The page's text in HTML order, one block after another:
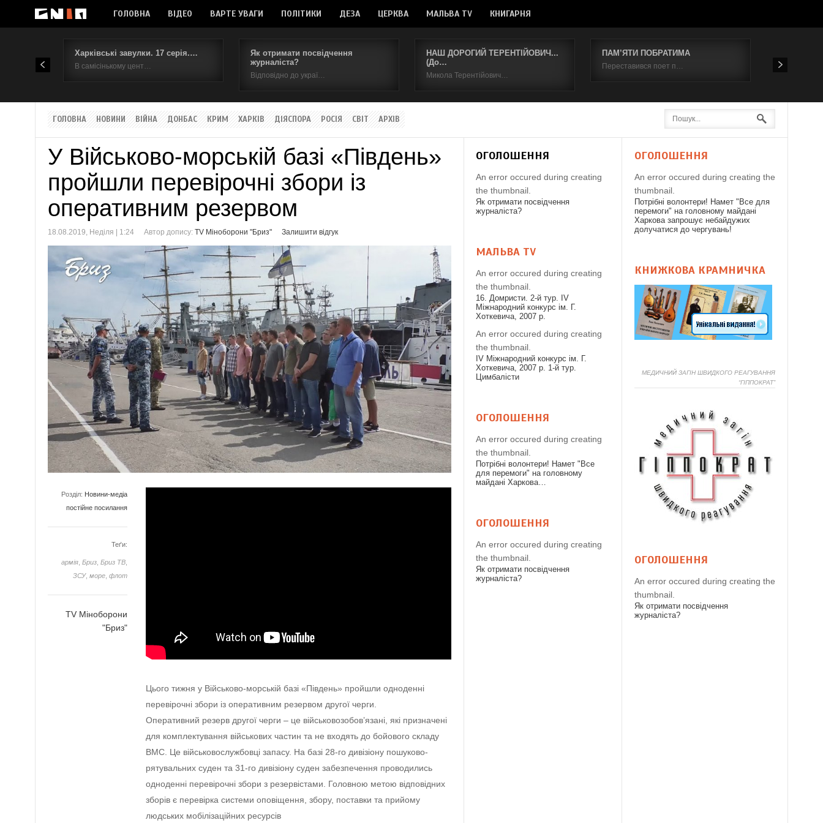
ГОЛОВНА ВІДЕО ВАРТЕ УВАГИ ПОЛІТИКИ ДЕЗА ЦЕРКВА МАЛЬВА TV КНИГАРНЯ
Харківські завулки. 17 серія.…
В самісінькому цент…
Як отримати посвідчення
журналіста?
Відповідно до украї…
НАШ ДОРОГИЙ ТЕРЕНТІЙОВИЧ...
(До…
Микола Терентійович…
ПАМ’ЯТИ ПОБРАТИМА
Переставився поет п… 19 червня
ГОЛОВНА НОВИНИ ВІЙНА ДОНБАС КРИМ ХАРКІВ ДІЯСПОРА РОСІЯ СВІТ АРХІВ
У Військово-морській базі «Південь»
пройшли перевірочні збори із
оперативним резервом
18.08.2019, Неділя | 1:24 Автор допису: TV Міноборони "Бриз" Залишити відгук
Розділ: Новини-медіа
постійне посилання
Теґи:
армія Бриз Бриз ТВ
ЗСУ, море флот
TV Міноборони
"Бриз"
Цього тижня у Військово-морській базі «Південь» пройшли одноденні
перевірочні збори із оперативним резервом другої черги.
Оперативний резерв другої черги – це військовозобов’язані, які призначені
для комплектування військових частин та не входять до бойового складу
ВМС. Це військовослужбовці запасу. На базі 28-го дивізіону пошуково-
рятувальних суден та 31-го дивізіону суден забезпечення проводились
одноденні перевірочні збори з резервістами. Головною метою відповідних
зборів є перевірка системи оповіщення, збору, поставки та прийому
людських мобілізаційних ресурсів
ОГОЛОШЕННЯ
An error occured during creating
the thumbnail.
Як отримати посвідчення
журналіста?
МАЛЬВА TV
An error occured during creating
the thumbnail.
16. Домристи. 2-й тур. IV
Міжнародний конкурс ім. Г.
Хоткевича, 2007 р.
An error occured during creating
the thumbnail.
IV Міжнародний конкурс ім. Г.
Хоткевича, 2007 р. 1-й тур.
Цимбалісти
ОГОЛОШЕННЯ
An error occured during creating
the thumbnail.
Потрібні волонтери! Намет "Все
для перемоги" на головному
майдані Харкова…
ОГОЛОШЕННЯ
An error occured during creating
the thumbnail.
Як отримати посвідчення
журналіста?
ОГОЛОШЕННЯ
An error occured during creating the
thumbnail.
Потрібні волонтери! Намет "Все для
перемоги" на головному майдані
Харкова запрошує небайдужих
долучатися до чергувань!
КНИЖКОВА КРАМНИЧКА
МЕДИЧНИЙ ЗАГІН ШВИДКОГО РЕАГУВАННЯ
“ГІППОКРАТ”
ОГОЛОШЕННЯ
An error occured during creating the
thumbnail.
Як отримати посвідчення
журналіста?